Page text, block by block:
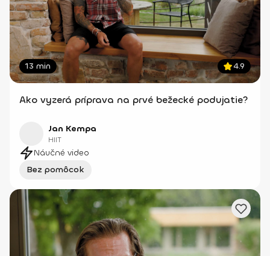
13 min 4.9
Ako vyzerá príprava na prvé bežecké podujatie?
Jan Kempa
HIIT
Náučné video
Bez pomôcok